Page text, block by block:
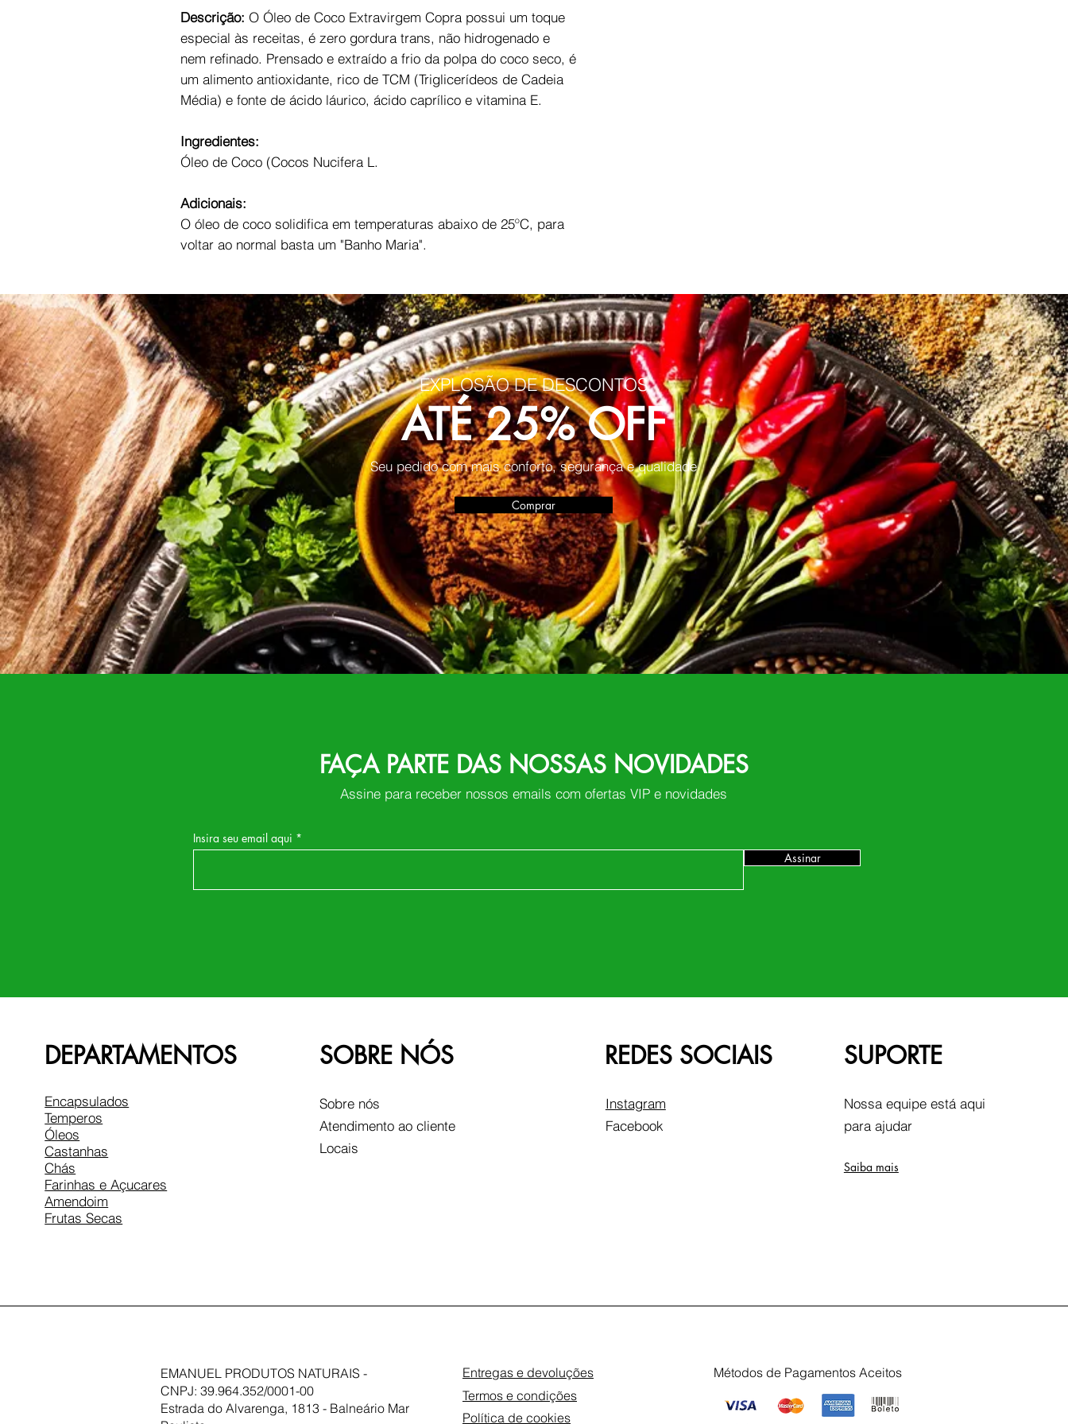
Descrição: O Óleo de Coco Extravirgem Copra possui um toque
especial às receitas, é zero gordura trans, não hidrogenado e
nem refinado. Prensado e extraído a frio da polpa do coco seco, é
um alimento antioxidante, rico de TCM (Triglicerídeos de Cadeia
Média) e fonte de ácido láurico, ácido caprílico e vitamina E.
Ingredientes:
Óleo de Coco (Cocos Nucifera L.
Adicionais:
O óleo de coco solidifica em temperaturas abaixo de 25ºC, para
voltar ao normal basta um "Banho Maria".
EXPLOSÃO DE DESCONTOS
ATÉ 25% OFF
Seu pedido com mais conforto, segurança e qualidade
Comprar
FAÇA PARTE DAS NOSSAS NOVIDADES
Assine para receber nossos emails com ofertas VIP e novidades
Insira seu email aqui
Assinar
DEPARTAMENTOS
Encapsulados
Temperos
Óleos
Castanhas
Chás
Farinhas e Açucares
Amendoim
Frutas Secas
SOBRE NÓS
Sobre nós
Atendimento ao cliente
Locais
REDES SOCIAIS
Instagram
Facebook
SUPORTE
Nossa equipe está aqui
para ajudar
Saiba mais
EMANUEL PRODUTOS NATURAIS -
CNPJ: 39.964.352/0001-00
Estrada do Alvarenga, 1813 - Balneário Mar
Entregas e devoluções
Termos e condições
Política de cookies
Métodos de Pagamentos Aceitos